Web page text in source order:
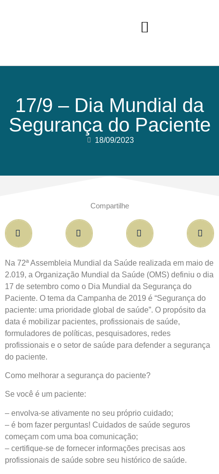
17/9 – Dia Mundial da
Segurança do Paciente
18/09/2023
Compartilhe
Na 72ª Assembleia Mundial da Saúde realizada em maio de
2.019, a Organização Mundial da Saúde (OMS) definiu o dia
17 de setembro como o Dia Mundial da Segurança do
Paciente. O tema da Campanha de 2019 é “Segurança do
paciente: uma prioridade global de saúde”. O propósito da
data é mobilizar pacientes, profissionais de saúde,
formuladores de políticas, pesquisadores, redes
profissionais e o setor de saúde para defender a segurança
do paciente.
Como melhorar a segurança do paciente?
Se você é um paciente:
– envolva-se ativamente no seu próprio cuidado;
– é bom fazer perguntas! Cuidados de saúde seguros
começam com uma boa comunicação;
– certifique-se de fornecer informações precisas aos
profissionais de saúde sobre seu histórico de saúde.